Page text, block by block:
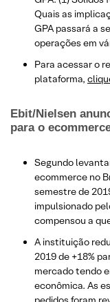
Quais as
GPA passará a
operações em
Para acessar o
plataforma,
Ebit/Nielsen
para o
Segundo
ecommerce no
semestre de
impulsionado
compensou a
A instituição
2019 de +18%
mercado tendo
econômica. As